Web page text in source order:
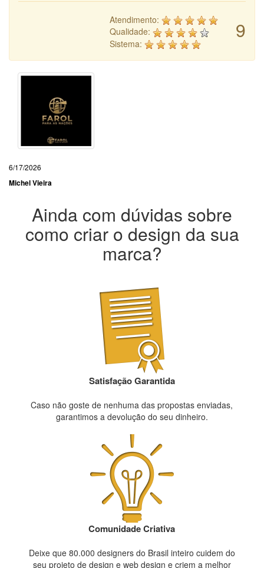
9
Atendimento:
Qualidade:
Sistema:
6/17/2026
Michel Vieira
Ainda com dúvidas sobre
como criar o design da sua
marca?
Satisfação Garantida
Caso não goste de nenhuma das propostas enviadas,
garantimos a devolução do seu dinheiro.
Comunidade Criativa
Deixe que 80.000 designers do Brasil inteiro cuidem do
seu projeto de design e web design e criem a melhor